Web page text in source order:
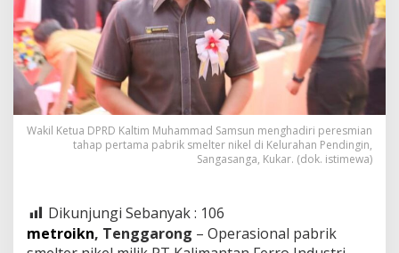
Wakil Ketua DPRD Kaltim Muhammad Samsun menghadiri peresmian
tahap pertama pabrik smelter nikel di Kelurahan Pendingin,
Sangasanga, Kukar. (dok. istimewa)
Dikunjungi Sebanyak : 106
metroikn, Tenggarong – Operasional pabrik